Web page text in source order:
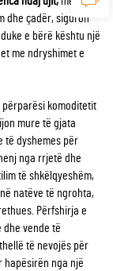
dhe çadër, siguron
e bërë kështu një
me ndryshimet e
përparësi komoditetit
mure të gjata
të dyshemes për
nga rrjetë dhe
të shkëlqyeshëm,
natëve të ngrohta,
Përfshirja e
vende të
të nevojës për
hapësirën nga një